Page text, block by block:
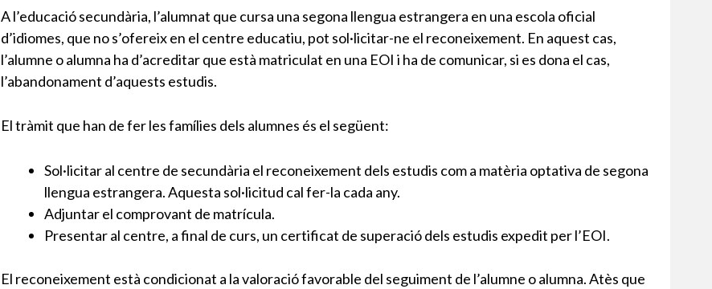
A l’educació secundària, l’alumnat que cursa una segona llengua estrangera en una escola oficial
d’idiomes, que no s’ofereix en el centre educatiu, pot sol·licitar-ne el reconeixement. En aquest cas,
l’alumne o alumna ha d’acreditar que està matriculat en una EOI i ha de comunicar, si es dona el cas,
l’abandonament d’aquests estudis.
El tràmit que han de fer les famílies dels alumnes és el següent:
Sol·licitar al centre de secundària el reconeixement dels estudis com a matèria optativa de segona
llengua estrangera. Aquesta sol·licitud cal fer-la cada any.
Adjuntar el comprovant de matrícula.
Presentar al centre, a final de curs, un certificat de superació dels estudis expedit per l’EOI.
El reconeixement està condicionat a la valoració favorable del seguiment de l’alumne o alumna. Atès que